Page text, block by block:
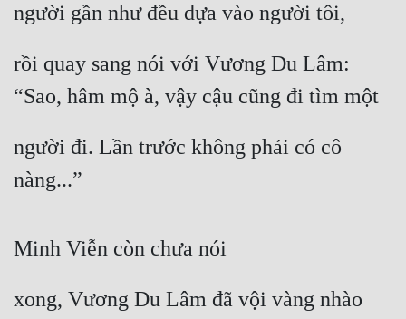
Cổ Tiên Hiệp
Du Hí
Dị Giới
Dị Năng
Góc Nhìn Nữ
người gần như đều dựa vào người tôi,
rồi quay sang nói với Vương Du Lâm:
“Sao, hâm mộ à, vậy cậu cũng đi tìm một
người đi. Lần trước không phải có cô
nàng...”
Minh Viễn còn chưa nói
xong, Vương Du Lâm đã vội vàng nhào